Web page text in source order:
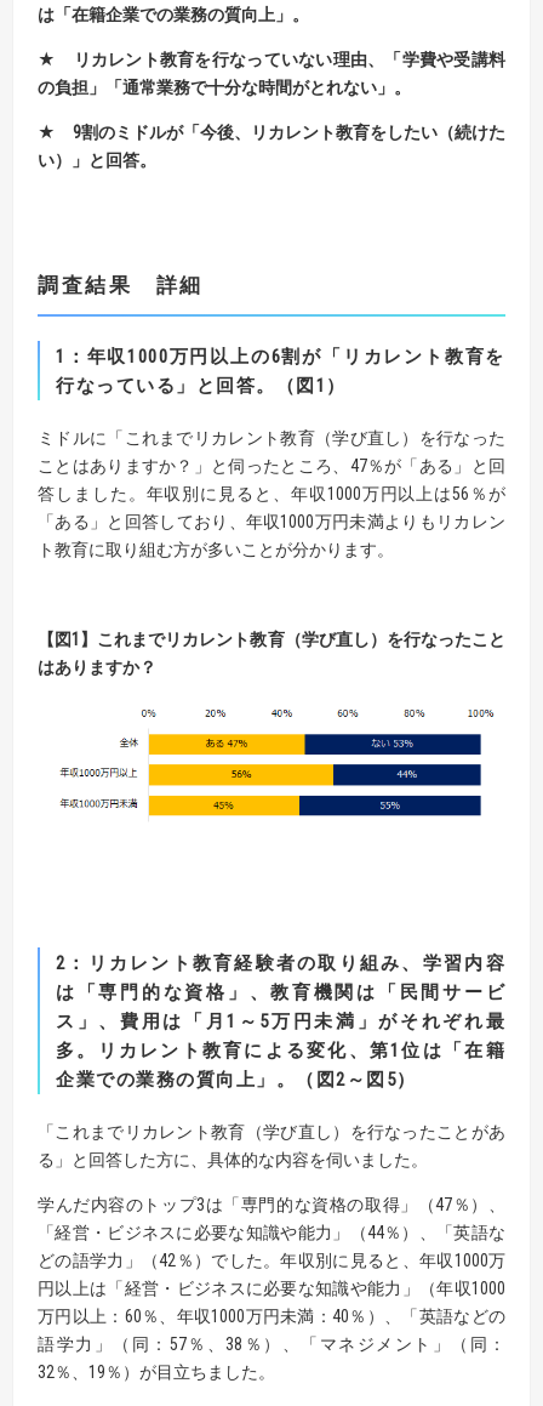
は「在籍企業での業務の質向上」。
★ リカレント教育を行なっていない理由、
「学費や受講料
の負担」「通常業務で十分な時間がとれない」。
★ 9割のミドルが「今後、リカレント教育をしたい（続けた
い）」と回答。
調 査結果 詳細
1 ：年収1000万円以上の6割が「リカレント教育を
行なっている」と回答。（図1）
ミドルに「これまでリカレント教育（学び直し）を行なった
ことはありますか？」と伺ったところ、47％が「ある」と回
答しました。年収別に見ると、年収1000万円以上は56％が
「ある」と回答しており、年収1000万円未満よりもリカレン
ト教育に取り組む方が多いことが分かります。
【図1】これまでリカレント教育（学び直し）を行なったこと
はありますか？
2 ： リカレント教育経験者の取り組み、学習内容
は「専門的な資格」、教育機関は「民間サービ
ス」、 費用は「月1 ～ 5万円未満」がそれぞれ最
多。
リカレント教育による変化、第1 位は「在籍
企業での業務の質向上」。（図2 ～図 5）
「これまでリカレント教育（学び直し）を行なったことがあ
る」と回答した方に、具体的な内容を伺いました。
学んだ内容のトップ3は「専門的な資格の取得」（47％）、
「経営・ビジネスに必要な知識や能力」（44％）、「英語な
どの語学力」（42％）でした。年収別に見ると、年収1000万
円以上は「経営・ビジネスに必要な知識や能力」（年収1000
万円以上：60％、年収1000万円未満：40％）、「英語などの
語学力」（同：57％、38％）、「マネジメント」（同：
32％、19％）が目立ちました。